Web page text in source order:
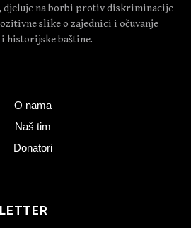
djeluje na borbi protiv diskriminacije
slike o zajednici i očuvanje
historijske baštine.
O nama
Naš tim
Donatori